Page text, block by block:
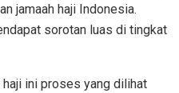
jamaah haji Indonesia.
sorotan luas di tingkat
haji ini proses yang dilihat